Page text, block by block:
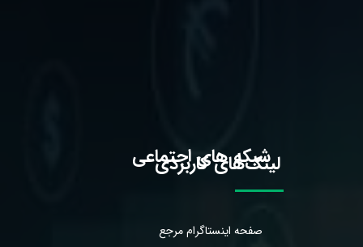
لینک‌های کاربردی
شبکه های اجتماعی
صفحه اینستاگرام مرجع